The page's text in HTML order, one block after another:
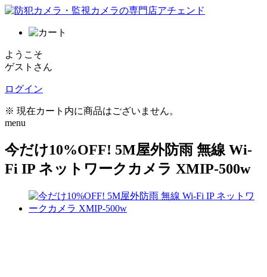
ようこそ
ゲストさん
ログイン
※ 現在カート内に商品はございません。
menu
今だけ10%OFF! 5M屋外防雨 無線 Wi-
Fi IP ネットワークカメラ XMIP-500w